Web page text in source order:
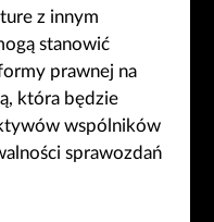
z innym
stanowić
prawnej na
która będzie
wspólników
sprawozdań